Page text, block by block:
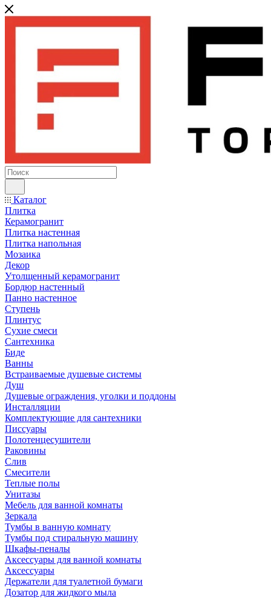
Каталог
Плитка
Керамогранит
Плитка настенная
Плитка напольная
Мозаика
Декор
Утолщенный керамогранит
Бордюр настенный
Панно настенное
Ступень
Плинтус
Сухие смеси
Сантехника
Биде
Ванны
Встраиваемые душевые системы
Душ
Душевые ограждения, уголки и поддоны
Инсталляции
Комплектующие для сантехники
Писсуары
Полотенцесушители
Раковины
Слив
Смесители
Теплые полы
Унитазы
Мебель для ванной комнаты
Зеркала
Тумбы в ванную комнату
Тумбы под стиральную машину
Шкафы-пеналы
Аксессуары для ванной комнаты
Аксессуары
Держатели для туалетной бумаги
Дозатор для жидкого мыла